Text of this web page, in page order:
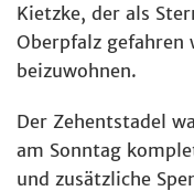
Kietzke, der als
Oberpfalz gefahren
beizuwohnen.
Der Zehentstadel
am Sonntag
und zusätzliche